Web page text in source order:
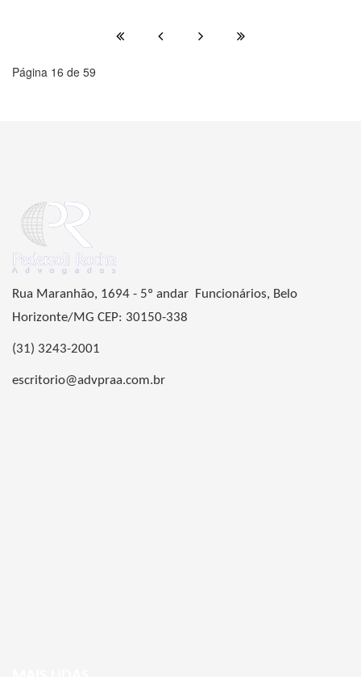
Página 16 de 59
Rua Maranhão, 1694 - 5º andar Funcionários, Belo
Horizonte/MG CEP: 30150-338
(31) 3243-2001
escritorio@advpraa.com.br